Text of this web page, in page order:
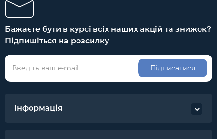
Бажаєте бути в курсі всіх наших акцій та знижок?
Підпишіться на розсилку
Підписатися
Інформація